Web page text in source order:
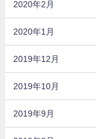
2020年2月
2020年1月
2019年12月
2019年10月
2019年9月